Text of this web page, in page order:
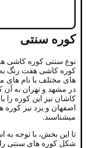
کوره سنتی
نوع سنتی کوره کاشی
کوره کاشی هفت رنگ به
های مختلف با نام های
در مشهد و تهران به آن
کاشان نیز این کوره را
اصفهان و یزد نیز
میشناسند.
تا این بخش، با توجه به
شکل کوره های سنتی را